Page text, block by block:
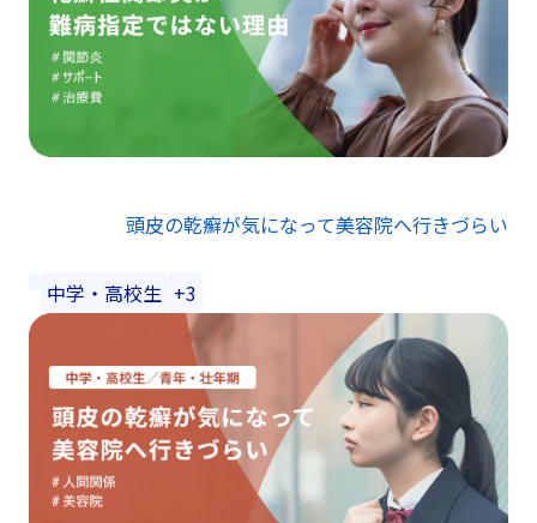
頭皮の乾癬が気になって美容院へ行きづらい
中学・高校生 +3